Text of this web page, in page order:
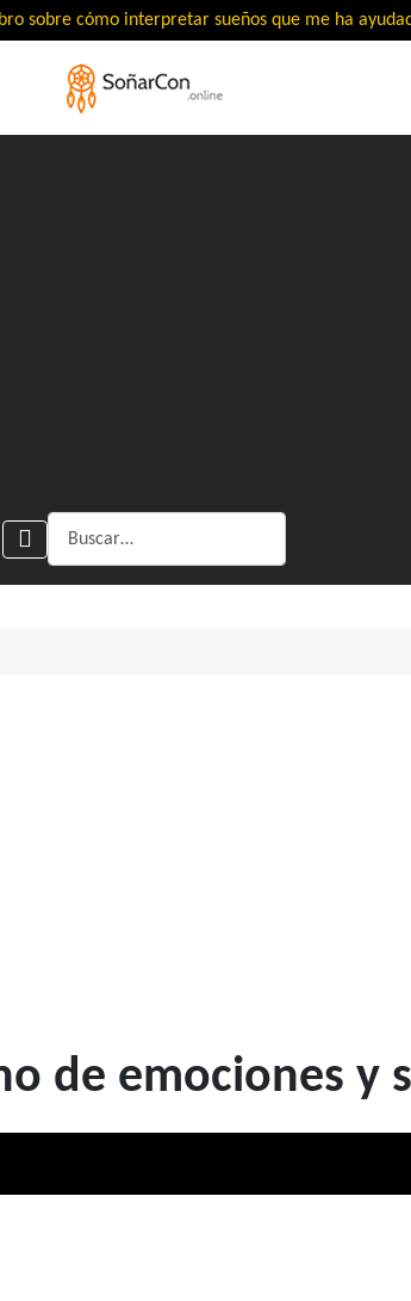
sobre cómo interpretar sueños que me ha
Buscar
de emociones y